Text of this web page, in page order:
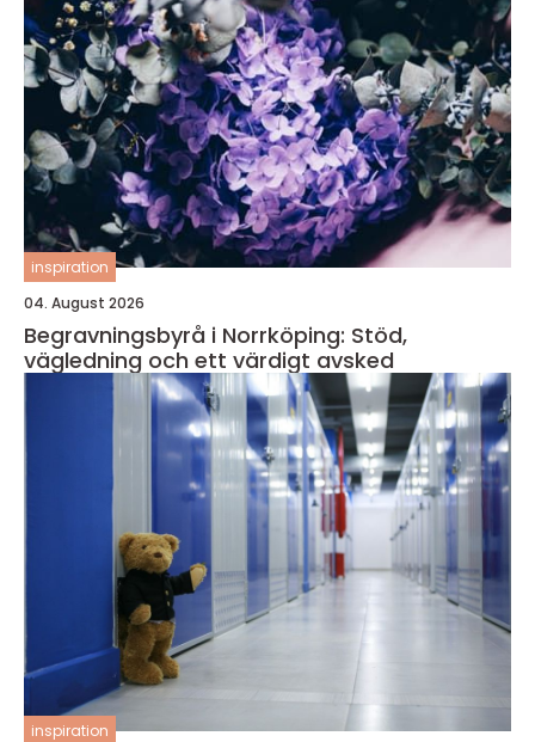
inspiration
04. August 2026
Begravningsbyrå i Norrköping: Stöd,
vägledning och ett värdigt avsked
inspiration